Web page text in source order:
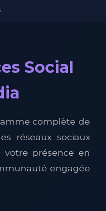
Social
complète de
réseaux sociaux
présence en
engagée